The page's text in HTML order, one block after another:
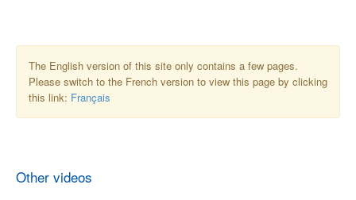
The English version of this site only contains a few pages.
Please switch to the French version to view this page by clicking
this link: Français
Other videos